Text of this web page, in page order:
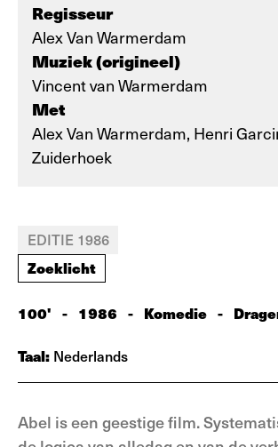
Regisseur
Alex Van Warmerdam
Muziek (origineel)
Vincent van Warmerdam
Met
Alex Van Warmerdam, Henri
Zuiderhoek
EDITIE 1986
Zoeklicht
100' - 1986 - Komedie -
Taal: Nederlands
Abel is een geestige film.